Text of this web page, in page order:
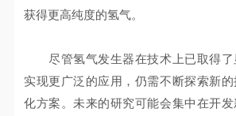
获得更高纯度的氢气。
尽管氢气发生器在技术上已取得了
实现更广泛的应用，仍需不断探索新
化方案。未来的研究可能会集中在开发